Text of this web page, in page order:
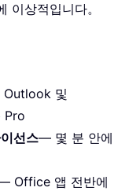
이상적입니다。
및
Pro
선스— 몇 분 안에
Office 앱 전반에